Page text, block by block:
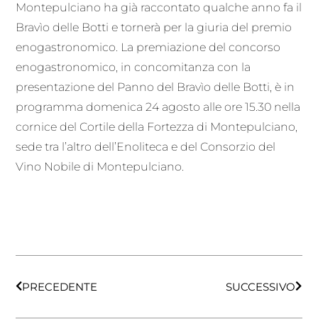
Montepulciano ha già raccontato qualche anno fa il
Bravìo delle Botti e tornerà per la giuria del premio
enogastronomico. La premiazione del concorso
enogastronomico, in concomitanza con la
presentazione del Panno del Bravìo delle Botti, è in
programma domenica 24 agosto alle ore 15.30 nella
cornice del Cortile della Fortezza di Montepulciano,
sede tra l’altro dell’Enoliteca e del Consorzio del
Vino Nobile di Montepulciano.
PRECEDENTE SUCCESSIVO